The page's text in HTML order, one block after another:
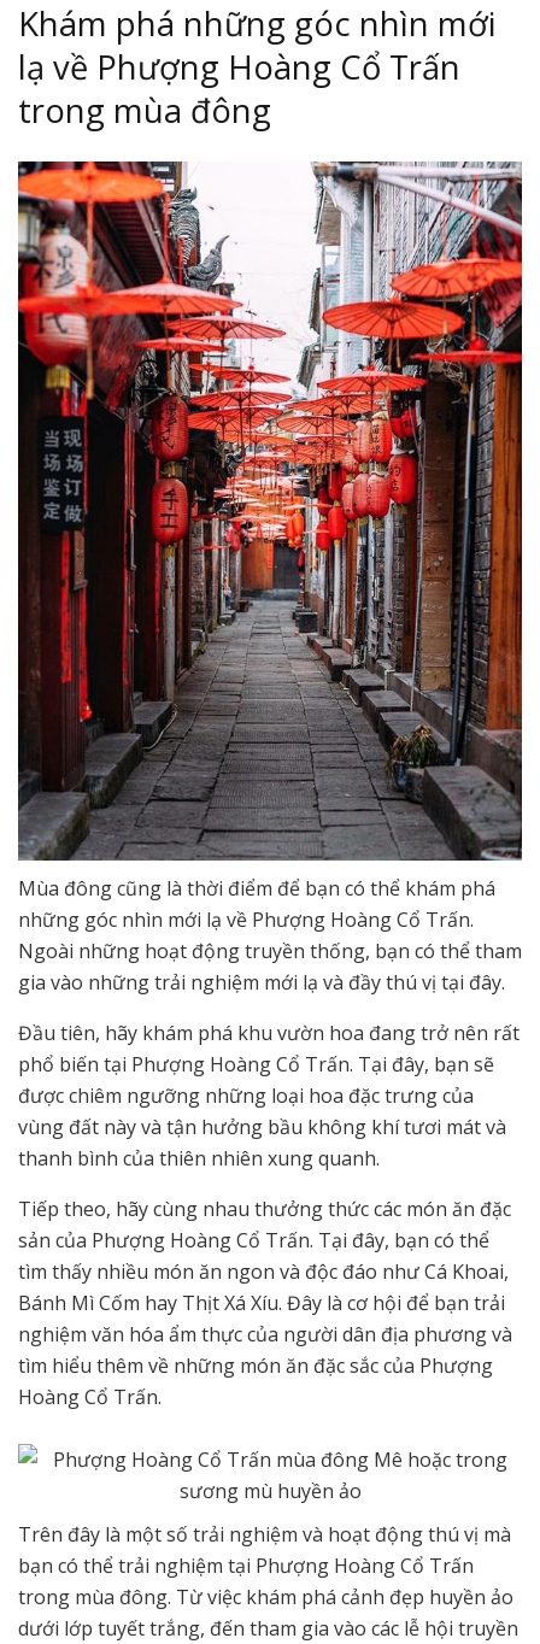
Khám phá những góc nhìn mới
lạ về Phượng Hoàng Cổ Trấn
trong mùa đông
Mùa đông cũng là thời điểm để bạn có thể khám phá
những góc nhìn mới lạ về Phượng Hoàng Cổ Trấn.
Ngoài những hoạt động truyền thống, bạn có thể tham
gia vào những trải nghiệm mới lạ và đầy thú vị tại đây.
Đầu tiên, hãy khám phá khu vườn hoa đang trở nên rất
phổ biến tại Phượng Hoàng Cổ Trấn. Tại đây, bạn sẽ
được chiêm ngưỡng những loại hoa đặc trưng của
vùng đất này và tận hưởng bầu không khí tươi mát và
thanh bình của thiên nhiên xung quanh.
Tiếp theo, hãy cùng nhau thưởng thức các món ăn đặc
sản của Phượng Hoàng Cổ Trấn. Tại đây, bạn có thể
tìm thấy nhiều món ăn ngon và độc đáo như Cá Khoai,
Bánh Mì Cốm hay Thịt Xá Xíu. Đây là cơ hội để bạn trải
nghiệm văn hóa ẩm thực của người dân địa phương và
tìm hiểu thêm về những món ăn đặc sắc của Phượng
Hoàng Cổ Trấn.
Trên đây là một số trải nghiệm và hoạt động thú vị mà
bạn có thể trải nghiệm tại Phượng Hoàng Cổ Trấn
trong mùa đông. Từ việc khám phá cảnh đẹp huyền ảo
dưới lớp tuyết trắng, đến tham gia vào các lễ hội truyền